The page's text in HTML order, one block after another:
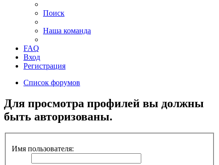
Поиск
Наша команда
FAQ
Вход
Регистрация
Список форумов
Для просмотра профилей вы должны
быть авторизованы.
Имя пользователя: